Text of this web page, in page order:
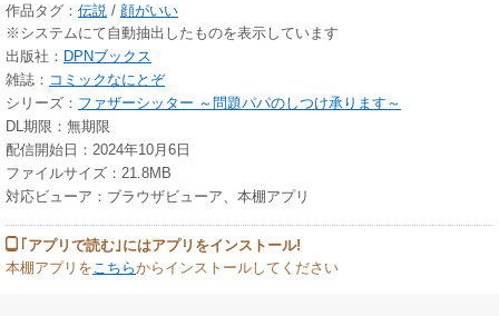
作品タグ： 伝説 / 顔がいい
※システムにて自動抽出したものを表示しています
出版社： DPNブックス
雑誌： コミックなにとぞ
シリーズ： ファザーシッター ～問題パパのしつけ承ります～
DL期限：無期限
配信開始日：2024年10月6日
ファイルサイズ：21.8MB
対応ビューア：ブラウザビューア、本棚アプリ
｢アプリで読む｣にはアプリをインストール!
本棚アプリを こちらからインストールしてください